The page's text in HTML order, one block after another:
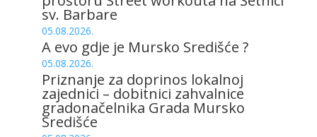
sv. Barbare
05.08.2026.
A evo gdje je Mursko Središće ?
05.08.2026.
Priznanje za doprinos lokalnoj
zajednici – dobitnici zahvalnice
gradonačelnika Grada Mursko
Središće